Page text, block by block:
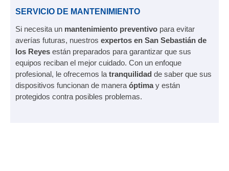
SERVICIO DE MANTENIMIENTO
Si necesita un mantenimiento preventivo para evitar
averías futuras, nuestros expertos en San Sebastián de
los Reyes están preparados para garantizar que sus
equipos reciban el mejor cuidado. Con un enfoque
profesional, le ofrecemos la tranquilidad de saber que sus
dispositivos funcionan de manera óptimay están
protegidos contra posibles problemas.